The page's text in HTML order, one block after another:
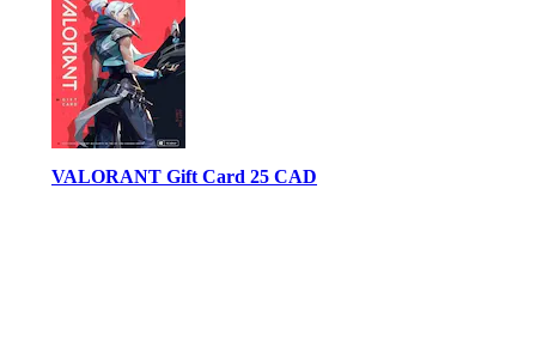
VALORANT Gift Card 25 CAD